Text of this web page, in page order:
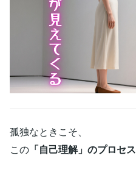
孤独なときこそ、
この 「自己理解」のプロセス